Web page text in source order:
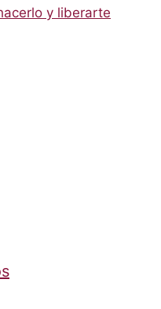
y liberarte